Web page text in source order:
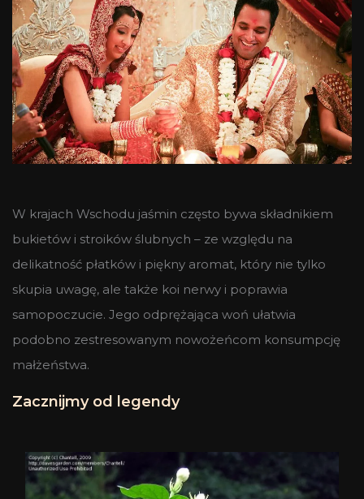
W krajach Wschodu jaśmin często bywa składnikiem
bukietów i stroików ślubnych – ze względu na
delikatność płatków i piękny aromat, który nie tylko
skupia uwagę, ale także koi nerwy i poprawia
samopoczucie. Jego odprężająca woń ułatwia
podobno zestresowanym nowożeńcom konsumpcję
małżeństwa.
Zacznijmy od legendy